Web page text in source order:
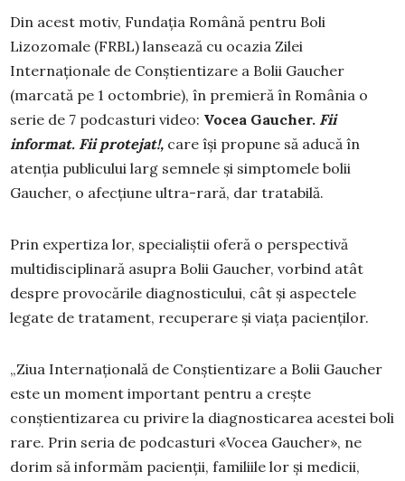
Din acest motiv, Fundația Română pentru Boli
Lizozomale (FRBL) lansează cu ocazia Zilei
Internaționale de Conștientizare a Bolii Gaucher
(marcată pe 1 octombrie), în premieră în România o
serie de 7 podcasturi video: Vocea Gaucher. Fii
informat. Fii protejat!, care își propune să aducă în
atenția publicului larg semnele și simptomele bolii
Gaucher, o afecțiune ultra-rară, dar tratabilă.
Prin expertiza lor, specialiștii oferă o perspectivă
multidisciplinară asupra Bolii Gaucher, vorbind atât
despre provocările diagnosticului, cât și aspectele
legate de tratament, recuperare și viața pacienților.
„Ziua Internațională de Conștientizare a Bolii Gaucher
este un moment important pentru a crește
conștientizarea cu privire la diagnosticarea acestei boli
rare. Prin seria de podcasturi «Vocea Gaucher», ne
dorim să informăm pacienții, familiile lor și medicii,